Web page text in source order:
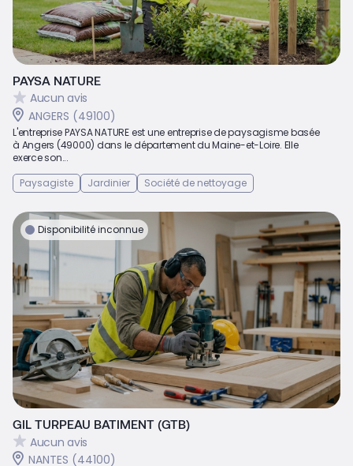
PAYSA NATURE
Aucun avis
ANGERS (49100)
L'entreprise PAYSA NATURE est une entreprise de paysagisme basée
à Angers (49000) dans le département du Maine-et-Loire. Elle
exerce son...
Paysagiste
Jardinier Société de nettoyage
Disponibilité inconnue
GIL TURPEAU BATIMENT (GTB)
Aucun avis
NANTES (44100)